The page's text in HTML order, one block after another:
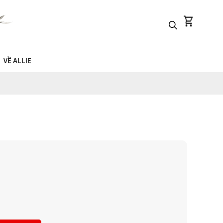
VỀ ALLIE